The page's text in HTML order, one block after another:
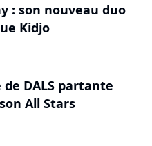
: son nouveau duo
Kidjo
DALS partante
All Stars